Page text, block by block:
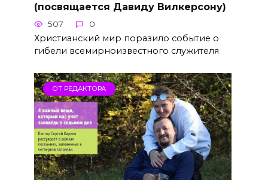
(посвящается Давиду Вилкерсону)
507 0
Христианский мир поразило событие о
гибели всемирноизвестного служителя
ОТ РЕДАКТОРА